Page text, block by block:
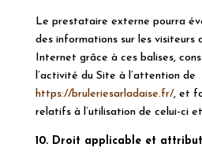
Le prestataire externe pourra
des informations sur les visiteurs
Internet grâce à ces balises,
l’activité du Site à l’attention de
https://bruleriesarladaise.fr/, et
relatifs à l’utilisation de celui-ci
10. Droit applicable et